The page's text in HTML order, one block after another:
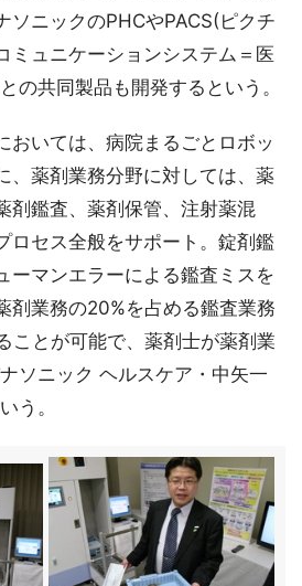
ソニックのPHCやPACS(ピクチ
ミュニケーションシステム＝医
の共同製品も開発するという。
おいては、病院まるごとロボッ
、薬剤業務分野に対しては、薬
剤鑑査、薬剤保管、注射薬混
ロセス全般をサポート。錠剤鑑
ーマンエラーによる鑑査ミスを
剤業務の20%を占める鑑査業務
ことが可能で、薬剤士が薬剤業
ソニック ヘルスケア・中矢一
う。